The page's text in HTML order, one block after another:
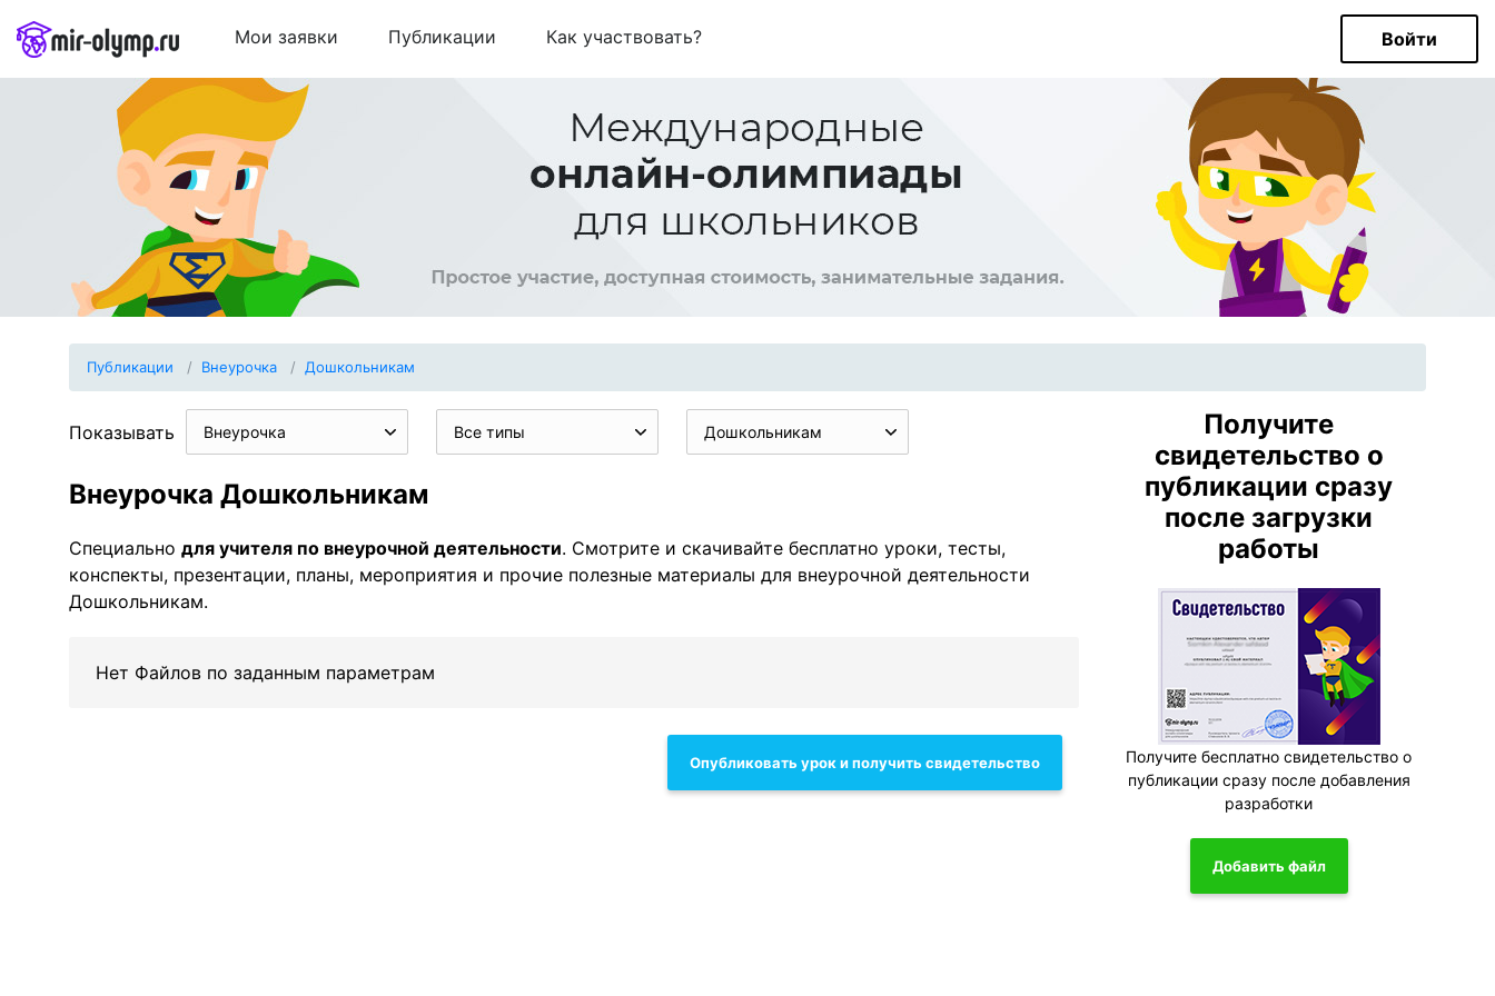
Мои заявки Публикации Как участвовать? Войти
Публикации Внеурочка Дошкольникам
Показывать Внеурочка Все типы Дошкольникам
Внеурочка Дошкольникам
Специально для учителя по внеурочной деятельности. Смотрите и скачивайте бесплатно уроки, тесты,
конспекты, презентации, планы, мероприятия и прочие полезные материалы для внеурочной деятельности
Дошкольникам.
Нет Файлов по заданным параметрам
Опубликовать урок и получить свидетельство
Получите
свидетельство о
публикации сразу
после загрузки
работы
Получите бесплатно свидетельство о
публикации сразу после добавления
разработки
Добавить файл